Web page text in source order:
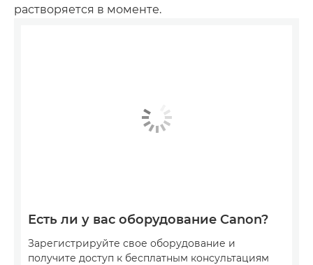
растворяется в моменте.
Есть ли у вас оборудование Canon?
Зарегистрируйте свое оборудование и
получите доступ к бесплатным консультациям